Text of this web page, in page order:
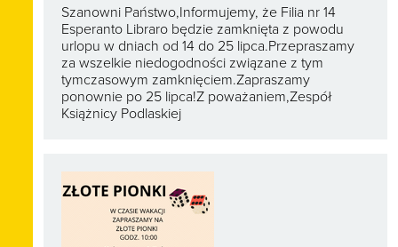
Szanowni Państwo,Informujemy, że Filia nr 14
Esperanto Libraro będzie zamknięta z powodu
urlopu w dniach od 14 do 25 lipca.Przepraszamy
za wszelkie niedogodności związane z tym
tymczasowym zamknięciem.Zapraszamy
ponownie po 25 lipca!Z poważaniem,Zespół
Książnicy Podlaskiej